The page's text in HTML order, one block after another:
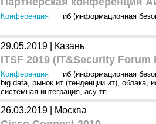
Конференция иб (информационная
29.05.2019 | Казань
ITSF 2019 (IT&Security Forum
Конференция
иб (информационная
big data, рынок ит (тенденции ит), облака,
системная интеграция, асу тп
26.03.2019 | Москва